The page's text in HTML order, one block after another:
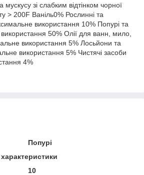
мускусу зі слабким відтінком чорної
> 200F Ваніль0% Рослинні та
використання 10% Попурі та
50% Олії для ванн, мило,
використання 5% Лосьйони та
використання 5% Чистячі засоби
4%
Попурі
10